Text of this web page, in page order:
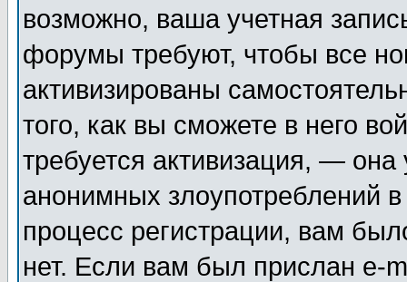
возможно, ваша учетная
форумы требуют, чтобы все
активизированы
того, как вы сможете в него
требуется активизация, —
анонимных злоупотреблений
процесс регистрации, вам
нет. Если вам был прислан e-